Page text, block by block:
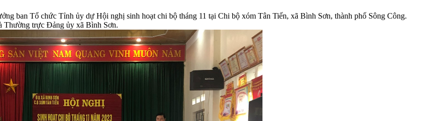
ban Tổ chức Tỉnh ủy dự Hội nghị sinh hoạt chi bộ tháng 11 tại Chi bộ xóm Tân Tiến, xã Bình Sơn, thành phố Sông Công.
Thường trực Đảng ủy xã Bình Sơn.